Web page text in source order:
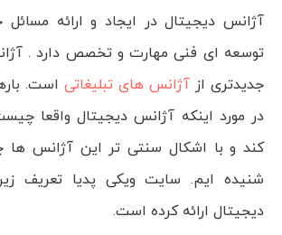
آژانس دیجیتال در ایجاد و ارائه مسائل
توسعه ای فنی مهارت و تخصص دارد .
جدیدتری از آژانس های تبلیغاتی است.
در مورد اینکه آژانس دیجیتال واقعا
کند و با اشکال سنتی تر این آژانس ها
شنیده ایم. سایت ویکی پدیا تعریف
دیجیتال ارائه کرده است.